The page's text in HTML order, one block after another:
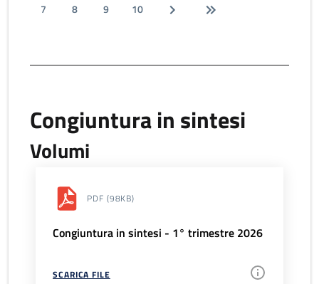
7
8 9 10
Congiuntura in sintesi
Volumi
PDF (98KB)
Congiuntura in sintesi - 1° trimestre 2026
SCARICA FILE